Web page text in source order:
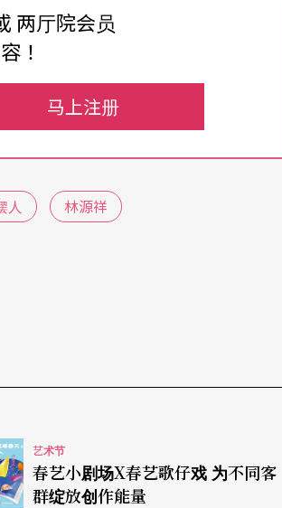
男性服饰的主要色调。直接附著于舞
是与创作者最为血脉相连的文化滋养。
则曲折许多，邱玮耀说，他的身体是
摆人》中，或许观众仍能从舞者动作
代实验风格的配乐里，辨认出布农族
两厅院会员
！
马上注册
人
林源祥
艺术节
春艺小剧场X春艺歌仔戏 为不同客
群绽放创作能量